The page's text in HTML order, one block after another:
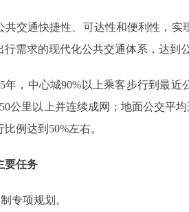
12345网上接诉即办
北京概况
通快捷性、可达性和便利性，实
行需求的现代化公共交通体系，达到
，中心城90%以上乘客步行到最近
公里以上并连续成网；地面公交平
例达到50%左右。
要任务
项规划。